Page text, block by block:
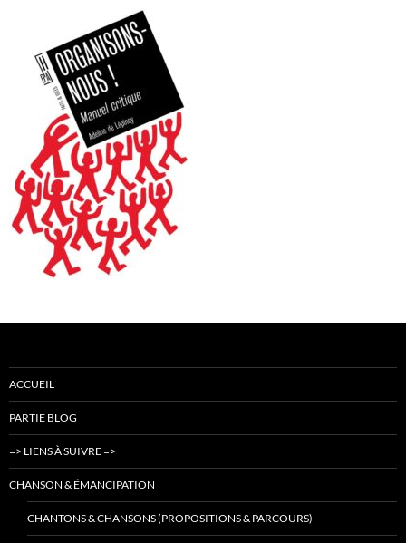
ACCUEIL
PARTIE BLOG
=> LIENS À SUIVRE =>
CHANSON & ÉMANCIPATION
CHANTONS & CHANSONS (PROPOSITIONS & PARCOURS)